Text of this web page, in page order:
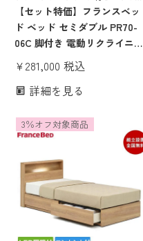
スセット 70周年 脚付き スノコ すのこ
すのこベッド 宮付き 宮 棚 コンセント
付き 照明付き
【セット特価】フランスベッ
ド ベッド セミダブル PR70-
06C 脚付き 電動リクライニン
グマットレス RP-1000W | 正規
品 フランスベッド製 マットレ
ス付き マットレス 70周年
¥281,000 税込
詳細を見る
3％オフ対象商品